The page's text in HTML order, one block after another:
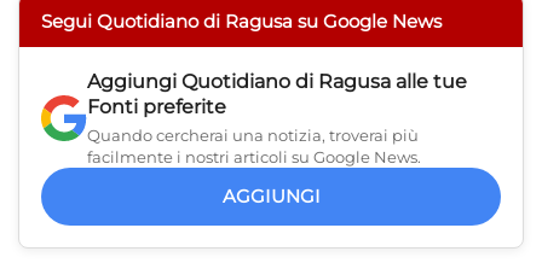
Segui Quotidiano di Ragusa su Google News
Aggiungi Quotidiano di Ragusa alle tue
Fonti preferite
Quando cercherai una notizia, troverai più
facilmente i nostri articoli su Google News.
AGGIUNGI